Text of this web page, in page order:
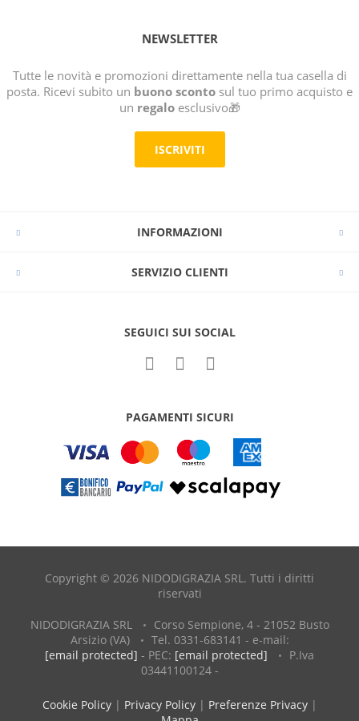
NEWSLETTER
Tutte le novità e promozioni direttamente nella tua casella di
posta. Ricevi subito un buono sconto sul tuo primo acquisto e
un regaloesclusivo🎁
ISCRIVITI
INFORMAZIONI
SERVIZIO CLIENTI
SEGUICI SUI SOCIAL
PAGAMENTI SICURI
Copyright © 2026 NIDODIGRAZIA SRL. Tutti i diritti
riservati
NIDODIGRAZIA SRL
Corso Sempione, 4 - 21052 Busto
Arsizio (VA)
Tel. 0331-683141 - e-mail:
[email protected] - PEC: [email protected]
P.Iva
03441100124 -
Cookie Policy| Privacy Policy| Preferenze Privacy|